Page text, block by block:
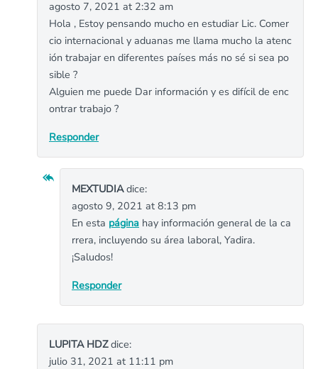
agosto 7, 2021 at 2:32 am
Hola , Estoy pensando mucho en estudiar Lic. Comer
cio internacional y aduanas me llama mucho la atenc
ión trabajar en diferentes países más no sé si sea po
sible ?
Alguien me puede Dar información y es difícil de enc
ontrar trabajo ?
Responder
MEXTUDIAdice:
agosto 9, 2021 at 8:13 pm
En esta página hay información general de la ca
rrera, incluyendo su área laboral, Yadira.
¡Saludos!
Responder
LUPITA HDZdice:
julio 31, 2021 at 11:11 pm